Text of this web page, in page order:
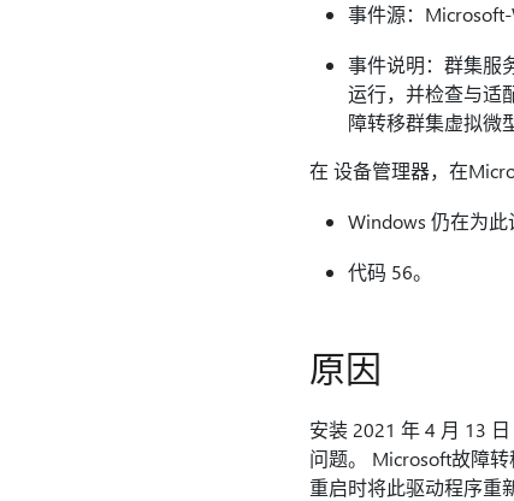
事件源：
事件说明：群集服
运行，并检查与适
障转移群集虚拟微
在 设备管理器，在
Windows 仍在为此
代码 56。
原因
安装 2021 年 4 月 13 日
问题。 Microsoft故障
重启时将此驱动程序重